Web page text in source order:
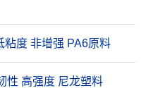
粘度 非增强 PA6原料
性 高强度 尼龙塑料